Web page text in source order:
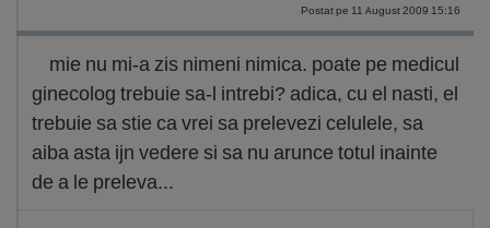
Postat pe 11 August 2009 15:16
mie nu mi-a zis nimeni nimica. poate pe medicul
ginecolog trebuie sa-l intrebi? adica, cu el nasti, el
trebuie sa stie ca vrei sa prelevezi celulele, sa
aiba asta ijn vedere si sa nu arunce totul inainte
de a le preleva...